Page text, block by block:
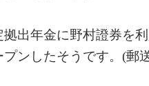
拠出年金に野村證券を
プンしたそうです。(郵